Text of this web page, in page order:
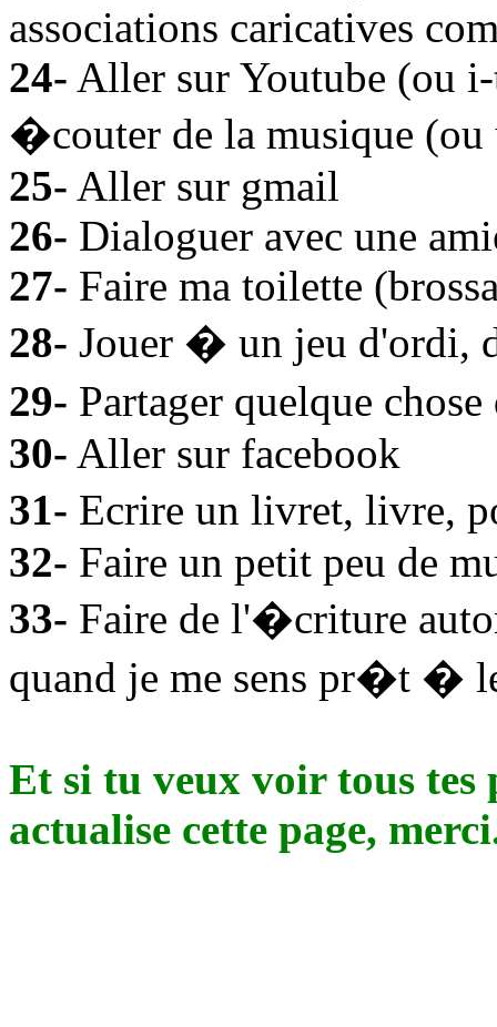
associations caricatives
24- Aller sur Youtube (ou
�couter de la musique (ou
25- Aller sur gmail
26- Dialoguer avec une
27- Faire ma toilette
28- Jouer � un jeu d'ordi,
29- Partager quelque
30- Aller sur facebook
31- Ecrire un livret, livre,
32- Faire un petit peu de
33- Faire de l'�criture
quand je me sens pr�t �
Et si tu veux voir tous tes
actualise cette page,